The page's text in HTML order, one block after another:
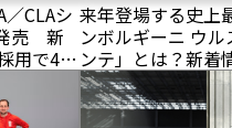
CLAシ
売 新
用で48V
来年登場する史上
ンボルギーニ ウ
ンテ」とは？新着
け！